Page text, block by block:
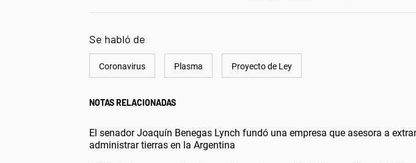
Se habló de
Coronavirus Plasma Proyecto de Ley
NOTAS RELACIONADAS
El senador Joaquín Benegas Lynch fundó una empresa que asesora a
administrar tierras en la Argentina